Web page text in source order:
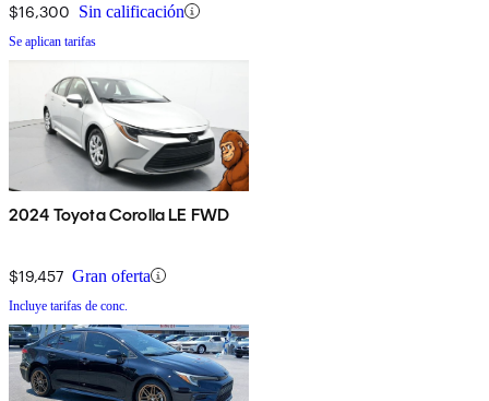
$16,300 Sin calificación
Se aplican tarifas
2024 Toyota Corolla LE FWD
$19,457 Gran oferta
Incluye tarifas de conc.